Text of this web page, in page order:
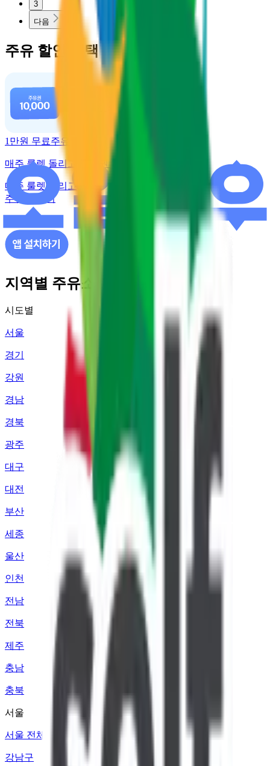
3
다음
주유 할인 혜택
1만원 무료주유
매주 룰렛 돌리고 주유권 받기
매주 룰렛 돌리고
주유권 받기
지역별 주유소 가격 정보
시도별
서울
경기
강원
경남
경북
광주
대구
대전
부산
세종
울산
인천
전남
전북
제주
충남
충북
서울
서울 전체
강남구